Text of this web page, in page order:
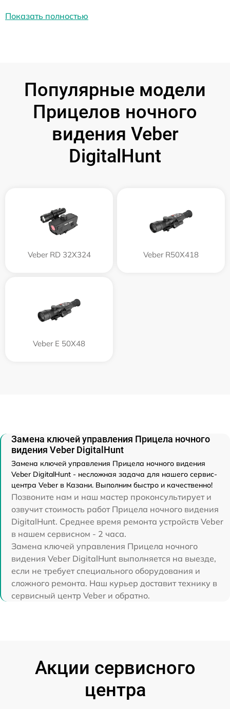
Показать полностью
Популярные модели
Прицелов ночного
видения Veber
DigitalHunt
Veber RD 32X324 Veber R50X418
Veber E 50X48
Замена ключей управления Прицела ночного
видения Veber DigitalHunt
Замена ключей управления Прицела ночного видения
Veber DigitalHunt - несложная задача для нашего сервис-
центра Veber в Казани. Выполним быстро и качественно!
Позвоните нам и наш мастер проконсультирует и
озвучит стоимость работ Прицела ночного видения
DigitalHunt. Среднее время ремонта устройств Veber
в нашем сервисном - 2 часа.
Замена ключей управления Прицела ночного
видения Veber DigitalHunt выполняется на выезде,
если не требует специального оборудования и
сложного ремонта. Наш курьер доставит технику в
сервисный центр Veber и обратно.
Акции сервисного
центра